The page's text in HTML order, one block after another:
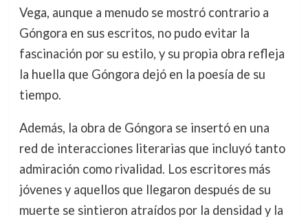
Vega, aunque a menudo se mostró contrario a
Góngora en sus escritos, no pudo evitar la
fascinación por su estilo, y su propia obra refleja
la huella que Góngora dejó en la poesía de su
tiempo.
Además, la obra de Góngora se insertó en una
red de interacciones literarias que incluyó tanto
admiración como rivalidad. Los escritores más
jóvenes y aquellos que llegaron después de su
muerte se sintieron atraídos por la densidad y la